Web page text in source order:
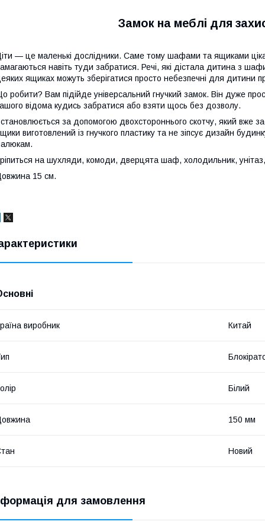
Замок на меблі для
— це маленькі дослідники. Саме тому шафами та ящиками
навіть туди забратися. Речі, які дістала дитина з
ящиках можуть зберігатися просто небезпечні для дитини
робити? Вам підійде універсальний гнучкий замок. Він дуже
відома кудись забратися або взяти щось без дозволу.
за допомогою двохстороннього скотчу, який вже
виготовлений із гнучкого пластику та не зіпсує дизайн
на шухляди, комоди, дверцята шаф, холодильник, унітаз,
15 см.
виробник Китай
Білий
150 мм
Новий
для замовлення